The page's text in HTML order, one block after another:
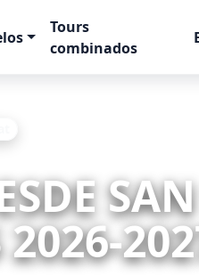
Tours
combinados
2026-